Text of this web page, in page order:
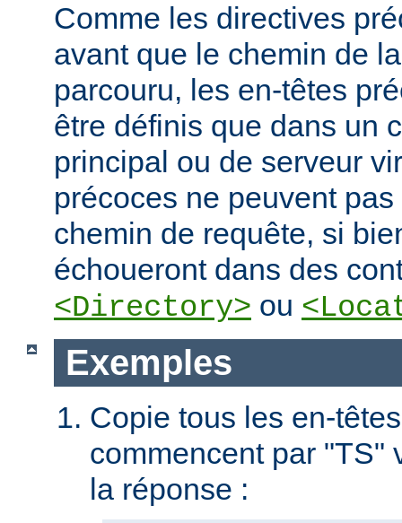
Comme les directives
avant que le chemin de
parcouru, les en-têtes
être définis que dans un
principal ou de serveur
précoces ne peuvent
chemin de requête, si
échoueront dans des
<Directory> ou
Exemples
Copie tous les en-
commencent par "TS"
la réponse :